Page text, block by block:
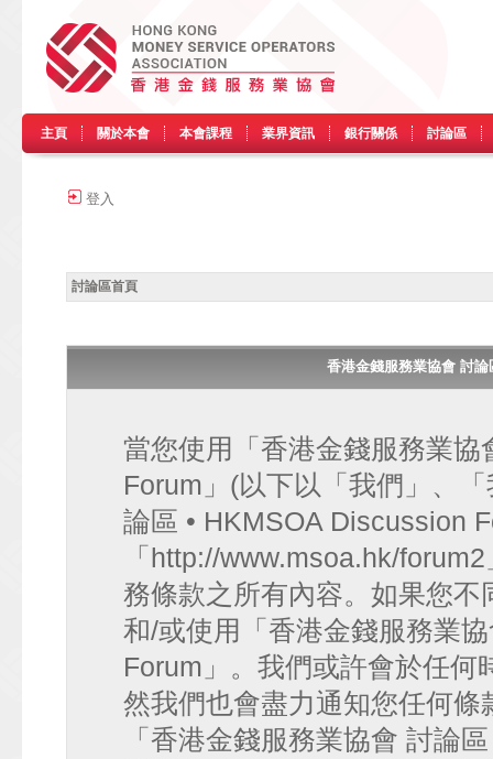
主頁 關於本會 本會課程 業界資訊 銀行關係 討論區
登入
討論區首頁
香港金錢服務業協會 討
當您使用「香港金錢服務業
Forum」(以下以「我們」、
論區 • HKMSOA Discussion
「http://www.msoa.hk/
務條款之所有內容。如果您
和/或使用「香港金錢服務業
Forum」。我們或許會於任何
然我們也會盡力通知您任何
「香港金錢服務業協會 討論